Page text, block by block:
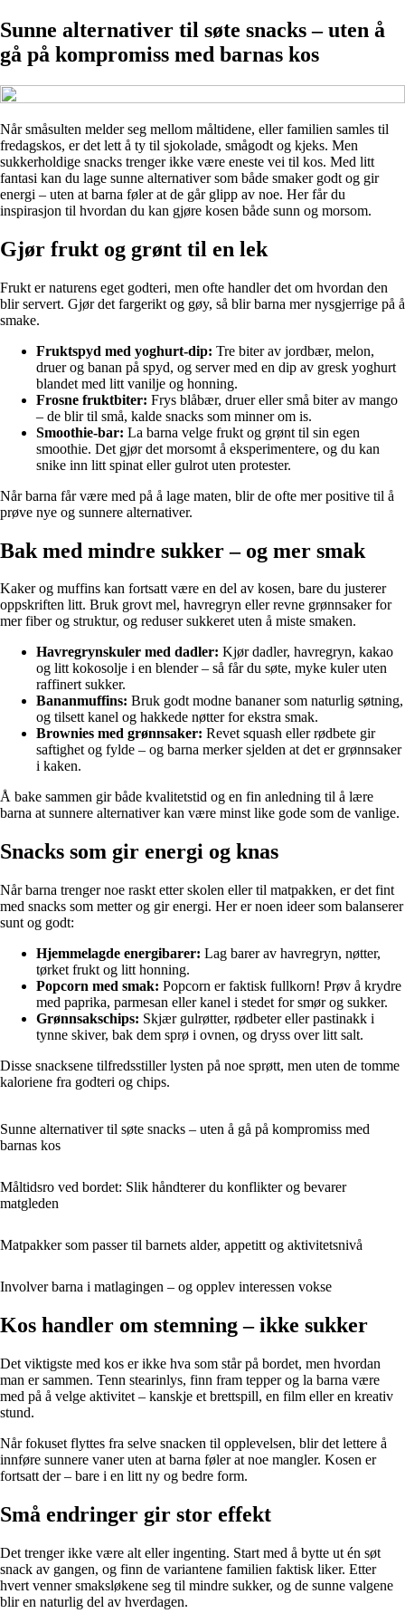
Sunne alternativer til søte snacks – uten å
gå på kompromiss med barnas kos
Når småsulten melder seg mellom måltidene, eller familien samles til
fredagskos, er det lett å ty til sjokolade, smågodt og kjeks. Men
sukkerholdige snacks trenger ikke være eneste vei til kos. Med litt
fantasi kan du lage sunne alternativer som både smaker godt og gir
energi – uten at barna føler at de går glipp av noe. Her får du
inspirasjon til hvordan du kan gjøre kosen både sunn og morsom.
Gjør frukt og grønt til en lek
Frukt er naturens eget godteri, men ofte handler det om hvordan den
blir servert. Gjør det fargerikt og gøy, så blir barna mer nysgjerrige på å
smake.
Fruktspyd med yoghurt-dip: Tre biter av jordbær, melon,
druer og banan på spyd, og server med en dip av gresk yoghurt
blandet med litt vanilje og honning.
Frosne fruktbiter: Frys blåbær, druer eller små biter av mango
– de blir til små, kalde snacks som minner om is.
Smoothie-bar: La barna velge frukt og grønt til sin egen
smoothie. Det gjør det morsomt å eksperimentere, og du kan
snike inn litt spinat eller gulrot uten protester.
Når barna får være med på å lage maten, blir de ofte mer positive til å
prøve nye og sunnere alternativer.
Bak med mindre sukker – og mer smak
Kaker og muffins kan fortsatt være en del av kosen, bare du justerer
oppskriften litt. Bruk grovt mel, havregryn eller revne grønnsaker for
mer fiber og struktur, og reduser sukkeret uten å miste smaken.
Havregrynskuler med dadler: Kjør dadler, havregryn, kakao
og litt kokosolje i en blender – så får du søte, myke kuler uten
raffinert sukker.
Bananmuffins: Bruk godt modne bananer som naturlig søtning,
og tilsett kanel og hakkede nøtter for ekstra smak.
Brownies med grønnsaker: Revet squash eller rødbete gir
saftighet og fylde – og barna merker sjelden at det er grønnsaker
i kaken.
Å bake sammen gir både kvalitetstid og en fin anledning til å lære
barna at sunnere alternativer kan være minst like gode som de vanlige.
Snacks som gir energi og knas
Når barna trenger noe raskt etter skolen eller til matpakken, er det fint
med snacks som metter og gir energi. Her er noen ideer som balanserer
sunt og godt:
Hjemmelagde energibarer: Lag barer av havregryn, nøtter,
tørket frukt og litt honning.
Popcorn med smak: Popcorn er faktisk fullkorn! Prøv å krydre
med paprika, parmesan eller kanel i stedet for smør og sukker.
Grønnsakschips: Skjær gulrøtter, rødbeter eller pastinakk i
tynne skiver, bak dem sprø i ovnen, og dryss over litt salt.
Disse snacksene tilfredsstiller lysten på noe sprøtt, men uten de tomme
kaloriene fra godteri og chips.
Sunne alternativer til søte snacks – uten å gå på kompromiss med
barnas kos
Måltidsro ved bordet: Slik håndterer du konflikter og bevarer
matgleden
Matpakker som passer til barnets alder, appetitt og aktivitetsnivå
Involver barna i matlagingen – og opplev interessen vokse
Kos handler om stemning – ikke sukker
Det viktigste med kos er ikke hva som står på bordet, men hvordan
man er sammen. Tenn stearinlys, finn fram tepper og la barna være
med på å velge aktivitet – kanskje et brettspill, en film eller en kreativ
stund.
Når fokuset flyttes fra selve snacken til opplevelsen, blir det lettere å
innføre sunnere vaner uten at barna føler at noe mangler. Kosen er
fortsatt der – bare i en litt ny og bedre form.
Små endringer gir stor effekt
Det trenger ikke være alt eller ingenting. Start med å bytte ut én søt
snack av gangen, og finn de variantene familien faktisk liker. Etter
hvert venner smaksløkene seg til mindre sukker, og de sunne valgene
blir en naturlig del av hverdagen.